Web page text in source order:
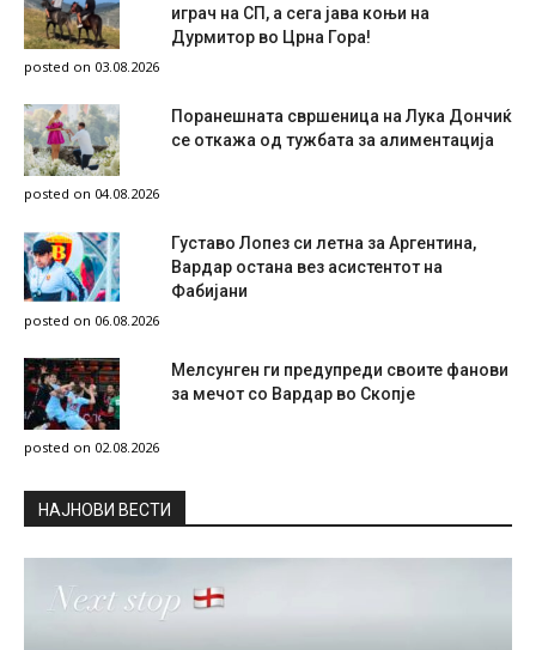
играч на СП, а сега јава коњи на
Дурмитор во Црна Гора!
posted on 03.08.2026
Поранешната свршеница на Лука Дончиќ
се откажа од тужбата за алиментација
posted on 04.08.2026
Густаво Лопез си летна за Аргентина,
Вардар остана вез асистентот на
Фабијани
posted on 06.08.2026
Мелсунген ги предупреди своите фанови
за мечот со Вардар во Скопје
posted on 02.08.2026
НAЈНОВИ ВЕСТИ